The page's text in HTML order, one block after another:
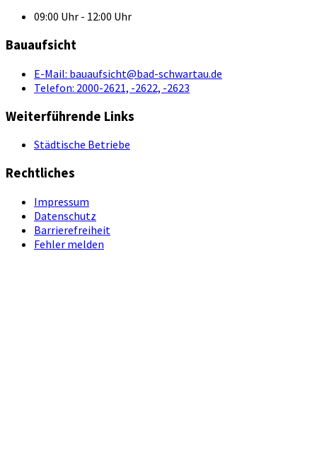
09:00 Uhr - 12:00 Uhr
Bauaufsicht
E-Mail: bauaufsicht@bad-schwartau.de
Telefon: 2000-2621, -2622, -2623
Weiterführende Links
Städtische Betriebe
Rechtliches
Impressum
Datenschutz
Barrierefreiheit
Fehler melden